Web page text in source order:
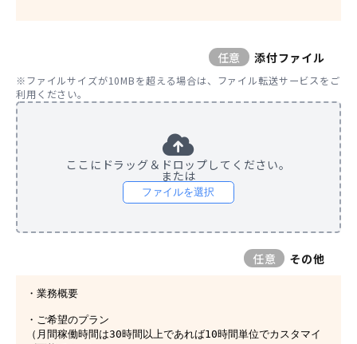
添付ファイル
任意
※ファイルサイズが10MBを超える場合は、ファイル転送サービスをご
利用ください。
ここにドラッグ＆ドロップしてください。
または
ファイルを選択
その他
任意